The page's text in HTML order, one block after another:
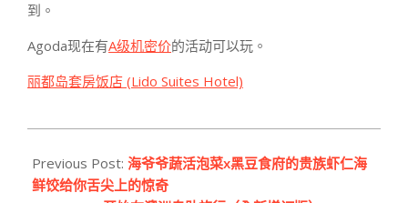
到。
Agoda现在有A级机密价的活动可以玩。
丽都岛套房饭店 (Lido Suites Hotel)
09-
17
Previous Post: 海爷爷蔬活泡菜x黑豆食府的贵族虾仁海
鲜饺给你舌尖上的惊奇